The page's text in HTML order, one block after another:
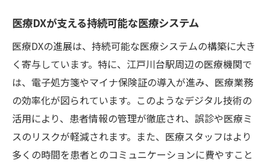
医療DXが支える持続可能な医療システム
医療DXの進展は、持続可能な医療システムの構築に大き
く寄与しています。特に、江戸川台駅周辺の医療機関で
は、電子処方箋やマイナ保険証の導入が進み、医療業務
の効率化が図られています。このようなデジタル技術の
活用により、患者情報の管理が徹底され、誤診や医療ミ
スのリスクが軽減されます。また、医療スタッフはより
多くの時間を患者とのコミュニケーションに費やすこと